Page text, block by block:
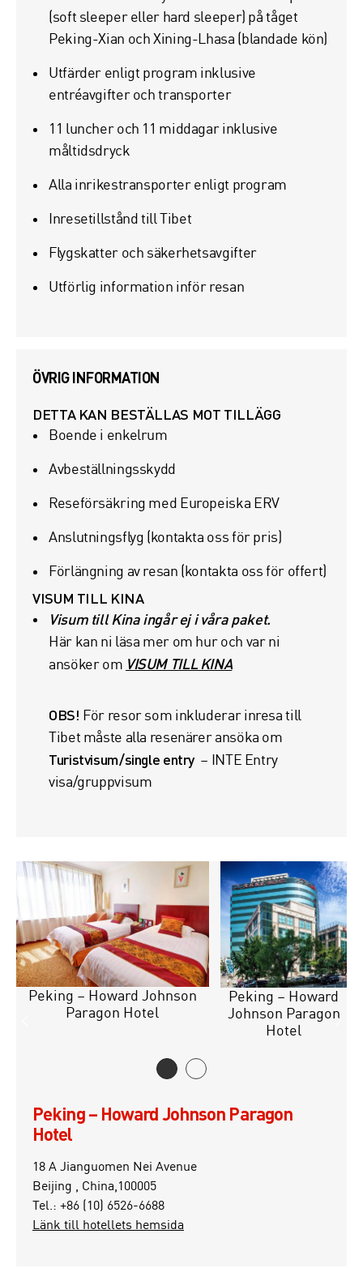
Önskad reseperiod
Antal resenärer
(soft sleeper eller hard sleeper) på tåget
Peking-Xian och Xining-Lhasa (blandade kön)
Utfärder enligt program inklusive
entréavgifter och transporter
11 luncher och 11 middagar inklusive
måltidsdryck
Alla inrikestransporter enligt program
Inresetillstånd till Tibet
Flygskatter och säkerhetsavgifter
Utförlig information inför resan
ÖVRIG INFORMATION
DETTA KAN BESTÄLLAS MOT TILLÄGG
Boende i enkelrum
Avbeställningsskydd
Reseförsäkring med Europeiska ERV
Anslutningsflyg (kontakta oss för pris)
Förlängning av resan (kontakta oss för offert)
VISUM TILL KINA
Visum till Kina ingår ej i våra paket.
Här kan ni läsa mer om hur och var ni
ansöker om VISUM TILL KINA
OBS! För resor som inkluderar inresa till
Tibet måste alla resenärer ansöka om
Turistvisum/single entry – INTE Entry
visa/gruppvisum
Peking – Howard Johnson
Paragon Hotel
Peking – Howard
Johnson Paragon
Hotel
Peking – Howard Johnson Paragon
Hotel
18 A Jianguomen Nei Avenue
Beijing , China,100005
Tel.: +86 (10) 6526-6688
Länk till hotellets hemsida